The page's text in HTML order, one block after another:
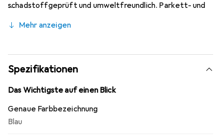
schadstoffgeprüft und umweltfreundlich. Parkett- und
Fussel oder Flusen.
Mehr anzeigen
Spezifikationen
Das Wichtigste auf einen Blick
Genaue Farbbezeichnung
Blau